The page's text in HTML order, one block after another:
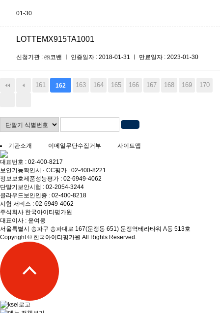
01-30
LOTTEMX915TA1001
신청기관 : ㈜코밴 ㅣ 인증일자 : 2018-01-31 ㅣ 만료일자 : 2023-01-30
161 162 163 164 165 166 167 168 169 170
기관소개 이메일무단수집거부 사이트맵
대표번호 : 02-400-8217
보안기능확인서 · CC평가 : 02-400-8221
정보보호제품성능평가 : 02-6949-4062
단말기보안시험 : 02-2054-3244
클라우드보안인증 : 02-400-8218
시험 서비스 : 02-6949-4062
주식회사 한국아이티평가원
대표이사 : 윤여웅
서울특별시 송파구 송파대로 167(문정동 651) 문정역테라타워 A동 513호
Copyright © 한국아이티평가원 All Rights Reserved.